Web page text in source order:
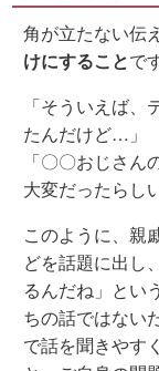
角が立たない伝
けにすることで
「そういえば
たんだけど…」
「〇〇おじさ
大変だったらし
このように、親
どを話題に出し
るんだね」とい
ちの話ではない
で話を聞きやす